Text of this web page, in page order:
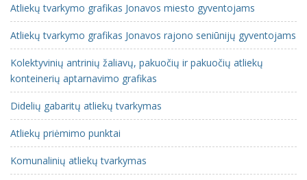
Atliekų tvarkymo grafikas Jonavos miesto gyventojams
Atliekų tvarkymo grafikas Jonavos rajono seniūnijų gyventojams
Kolektyvinių antrinių žaliavų, pakuočių ir pakuočių atliekų
konteinerių aptarnavimo grafikas
Didelių gabaritų atliekų tvarkymas
Atliekų priėmimo punktai
Komunalinių atliekų tvarkymas